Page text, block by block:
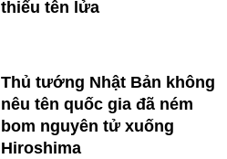
thiếu tên lửa
Thủ tướng Nhật Bản không
nêu tên quốc gia đã ném
bom nguyên tử xuống
Hiroshima